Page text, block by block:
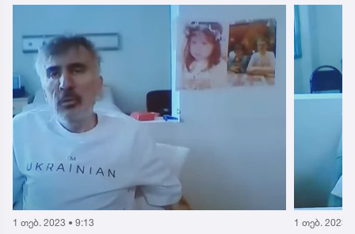
1 თებ. 2023 • 9:13 1 თებ. 2023